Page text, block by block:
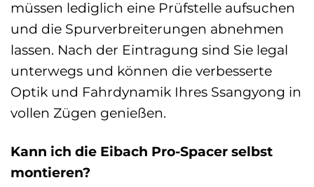
müssen lediglich eine Prüfstelle aufsuchen
und die Spurverbreiterungen abnehmen
lassen. Nach der Eintragung sind Sie legal
unterwegs und können die verbesserte
Optik und Fahrdynamik Ihres Ssangyong in
vollen Zügen genießen.
Kann ich die Eibach Pro-Spacer selbst
montieren?